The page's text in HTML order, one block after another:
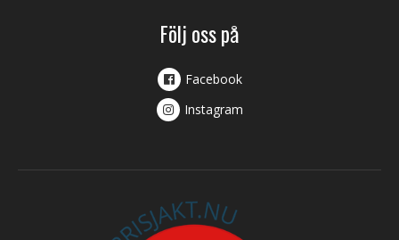
Följ oss på
Facebook
Instagram